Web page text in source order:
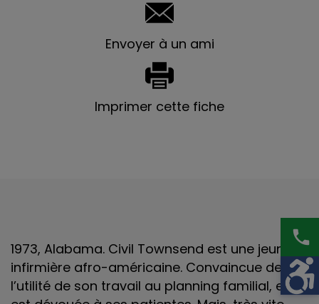
Envoyer à un ami
Imprimer cette fiche
1973, Alabama. Civil Townsend est une jeune
infirmière afro-américaine. Convaincue de
l’utilité de son travail au planning familial, elle
phone